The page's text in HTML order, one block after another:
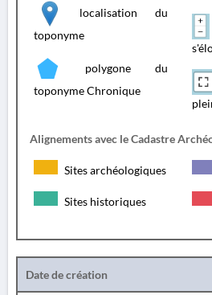
localisation du
toponyme
polygone du
toponyme Chronique
Alignements avec le Cadastre
Sites archéologiques
Sites historiques
Date de création